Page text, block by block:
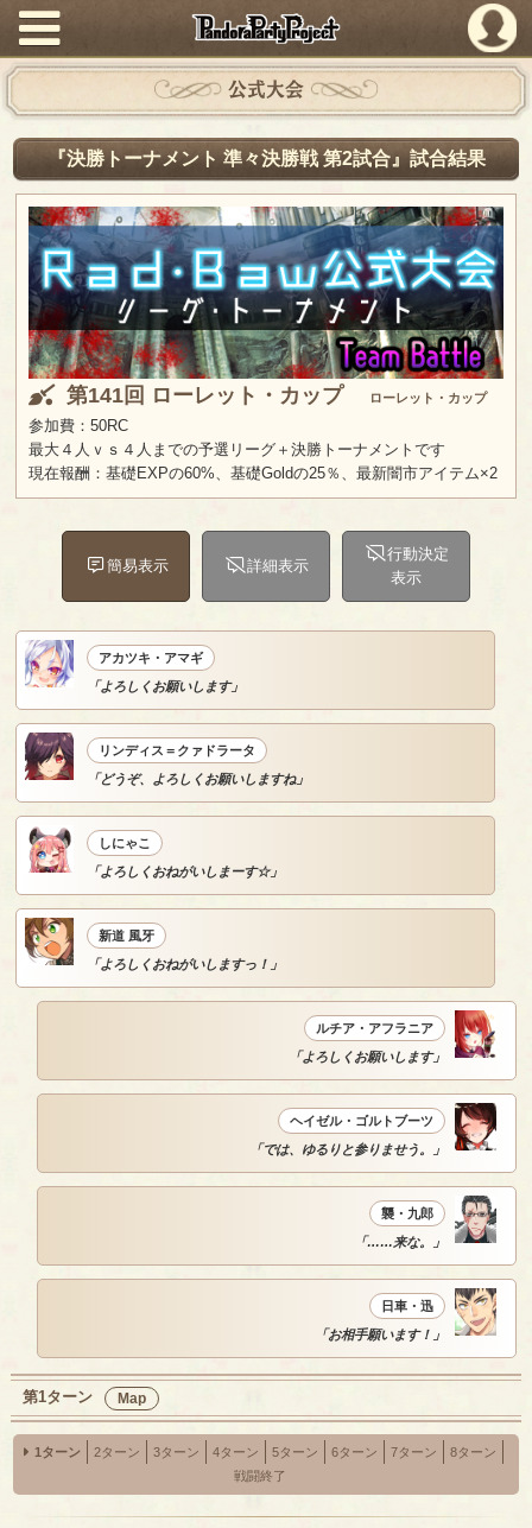
PandoraPartyProject
公式大会
『決勝トーナメント 準々決勝戦 第2試合』試合結果
第141回 ローレット・カップ ローレット・カップ
参加費：50RC
最大４人ｖｓ４人までの予選リーグ＋決勝トーナメントです
現在報酬：基礎EXPの60%、基礎Goldの25％、最新闇市アイテム×2
簡易表示 詳細表示
行動決定
表示
アカツキ・アマギ
「よろしくお願いします」
リンディス＝クァドラータ
「どうぞ、よろしくお願いしますね」
しにゃこ
「よろしくおねがいしまーす☆」
新道 風牙
「よろしくおねがいしますっ！」
ルチア・アフラニア
「よろしくお願いします」
ヘイゼル・ゴルトブーツ
「では、ゆるりと参りませう。」
襲・九郎
「……来な。」
日車・迅
「お相手願います！」
第1ターン Map
1ターン 2ターン 3ターン 4ターン 5ターン 6ターン 7ターン
8ターン
戦闘終了